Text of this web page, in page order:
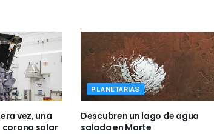
vez, una
corona solar
PLANETARIAS
Descubren un lago de agua
salada en Marte